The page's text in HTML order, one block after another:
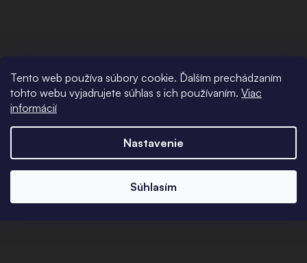
Tento web používa súbory cookie. Ďalším prechádzaním
tohto webu vyjadrujete súhlas s ich používaním. Viac
informácií
Nastavenie
Súhlasím